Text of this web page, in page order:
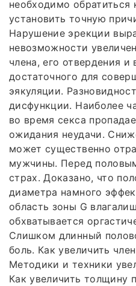
необходимо обратиться
установить точную
Нарушение эрекции
невозможности
члена, его отвердения и
достаточного для
эякуляции.
дисфункции. Наиболее
во время секса
ожидания неудачи.
может существенно
мужчины. Перед
страх. Доказано, что
диаметра намного
область зоны G
обхватывается
Слишком длинный
боль. Как увеличить
Методики и техники
Как увеличить толщину